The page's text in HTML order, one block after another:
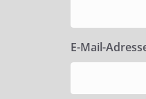
E-Mail-